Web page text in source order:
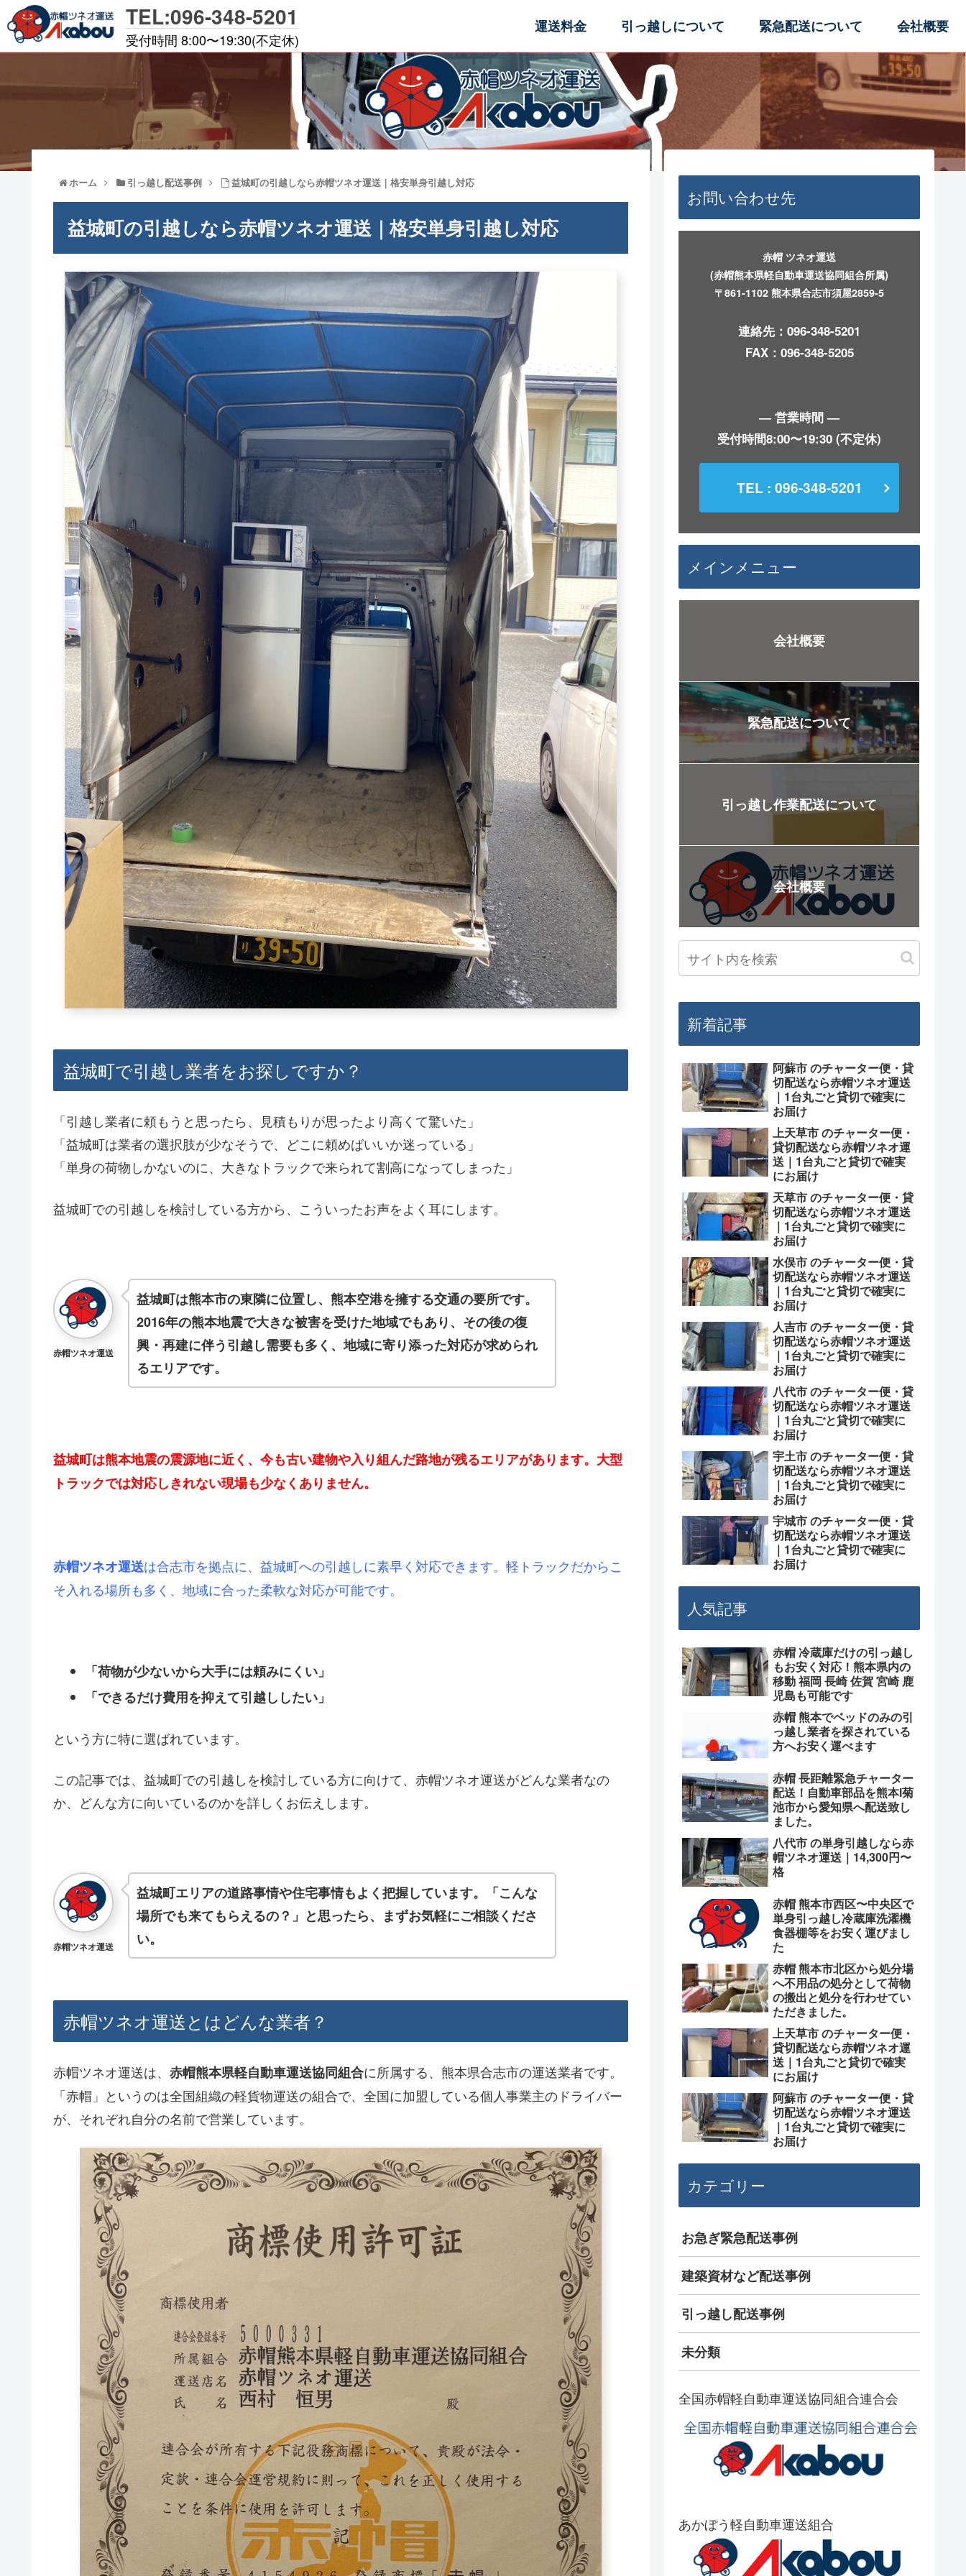
ホーム 引っ越し配送事例 益城町の引越しなら赤帽ツネオ運送｜格安単身引越し対応
益城町の引越しなら赤帽ツネオ運送｜格安単身引越し対応
益城町で引越し業者をお探しですか？
「引越し業者に頼もうと思ったら、見積もりが思ったより高くて驚いた」
「益城町は業者の選択肢が少なそうで、どこに頼めばいいか迷っている」
「単身の荷物しかないのに、大きなトラックで来られて割高になってしまった」
益城町での引越しを検討している方から、こういったお声をよく耳にします。
赤帽ツネオ運送
益城町は熊本市の東隣に位置し、熊本空港を擁する交通の要所です。
2016年の熊本地震で大きな被害を受けた地域でもあり、その後の復
興・再建に伴う引越し需要も多く、地域に寄り添った対応が求められ
るエリアです。
益城町は熊本地震の震源地に近く、今も古い建物や入り組んだ路地が残るエリアがあります。大型
トラックでは対応しきれない現場も少なくありません。
赤帽ツネオ運送は合志市を拠点に、益城町への引越しに素早く対応できます。軽トラックだからこ
そ入れる場所も多く、地域に合った柔軟な対応が可能です。
「荷物が少ないから大手には頼みにくい」
「できるだけ費用を抑えて引越ししたい」
という方に特に選ばれています。
この記事では、益城町での引越しを検討している方に向けて、赤帽ツネオ運送がどんな業者なの
か、どんな方に向いているのかを詳しくお伝えします。
赤帽ツネオ運送
益城町エリアの道路事情や住宅事情もよく把握しています。「こんな
場所でも来てもらえるの？」と思ったら、まずお気軽にご相談くださ
い。
赤帽ツネオ運送とはどんな業者？
赤帽ツネオ運送は、 赤帽熊本県軽自動車運送協同組合に所属する、熊本県合志市の運送業者です。
「赤帽」というのは全国組織の軽貨物運送の組合で、全国に加盟している個人事業主のドライバー
が、それぞれ自分の名前で営業しています。
お問い合わせ先
赤帽 ツネオ運送
(赤帽熊本県軽自動車運送協同組合所属)
〒861-1102 熊本県合志市須屋2859-5
連絡先： 096-348-5201
FAX：096-348-5205
― 営業時間 ―
受付時間8:00〜19:30 (不定休)
TEL : 096-348-5201
メインメニュー
会社概要
緊急配送について
引っ越し作業配送について
会社概要
新着記事
阿蘇市 のチャーター便・貸
切配送なら赤帽ツネオ運送
｜1台丸ごと貸切で確実に
お届け
上天草市 のチャーター便・
貸切配送なら赤帽ツネオ運
送｜1台丸ごと貸切で確実
にお届け
天草市 のチャーター便・貸
切配送なら赤帽ツネオ運送
｜1台丸ごと貸切で確実に
お届け
水俣市 のチャーター便・貸
切配送なら赤帽ツネオ運送
｜1台丸ごと貸切で確実に
お届け
人吉市 のチャーター便・貸
切配送なら赤帽ツネオ運送
｜1台丸ごと貸切で確実に
お届け
八代市 のチャーター便・貸
切配送なら赤帽ツネオ運送
｜1台丸ごと貸切で確実に
お届け
宇土市 のチャーター便・貸
切配送なら赤帽ツネオ運送
｜1台丸ごと貸切で確実に
お届け
宇城市 のチャーター便・貸
切配送なら赤帽ツネオ運送
｜1台丸ごと貸切で確実に
お届け
人気記事
赤帽 冷蔵庫だけの引っ越し
もお安く対応！熊本県内の
移動 福岡 長崎 佐賀 宮崎 鹿
児島も可能です
赤帽 熊本でベッドのみの引
っ越し業者を探されている
方へお安く運べます
赤帽 長距離緊急チャーター
配送！自動車部品を熊本l菊
池市から愛知県へ配送致し
ました。
八代市 の単身引越しなら赤
帽ツネオ運送｜14,300円〜
格
赤帽 熊本市西区〜中央区で
単身引っ越し冷蔵庫洗濯機
食器棚等をお安く運びまし
た
赤帽 熊本市北区から処分場
へ不用品の処分として荷物
の搬出と処分を行わせてい
ただきました。
上天草市 のチャーター便・
貸切配送なら赤帽ツネオ運
送｜1台丸ごと貸切で確実
にお届け
阿蘇市 のチャーター便・貸
切配送なら赤帽ツネオ運送
｜1台丸ごと貸切で確実に
お届け
カテゴリー
お急ぎ緊急配送事例
建築資材など配送事例
引っ越し配送事例
未分類
全国赤帽軽自動車運送協同組合連合会
あかぼう軽自動車運送組合
TEL:096-348-5201
受付時間 8:00〜19:30(不定休)
運送料金 引っ越しについて 緊急配送について 会社概要